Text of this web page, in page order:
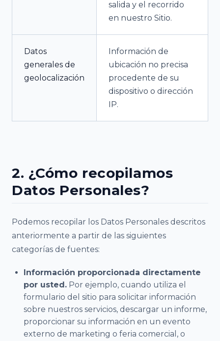
salida y el recorrido
en nuestro Sitio.
Datos
generales de
geolocalización
Información de
ubicación no precisa
procedente de su
dispositivo o dirección
IP.
2. ¿Cómo recopilamos
Datos Personales?
Podemos recopilar los Datos Personales descritos
anteriormente a partir de las siguientes
categorías de fuentes:
Información proporcionada directamente
por usted. Por ejemplo, cuando utiliza el
formulario del sitio para solicitar información
sobre nuestros servicios, descargar un informe,
proporcionar su información en un evento
externo de marketing o feria comercial, o